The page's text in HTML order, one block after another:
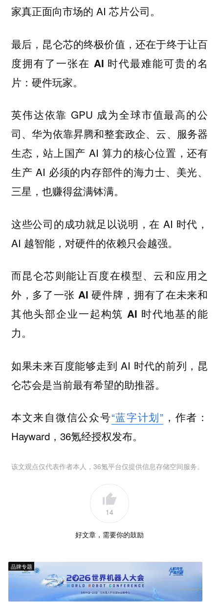
家真正面向市场的 AI 芯片公司。
最后，昆仑芯的终极价值，还在于终于让百
度拥有了一张在 AI 时代最难能可贵的名
片：硬件玩家。
英伟达依靠 GPU 成为全球市值最高的公
司、华为依靠昇腾和整套政企、云、服务器
生态，站上国产 AI 算力的核心位置，还有
生产 AI 必须的内存部件的海力士、美光、
三星，也赚得盆满钵满。
这些公司的成功就足以说明，在 AI 时代，
AI 越智能，对硬件的依赖只会越强。
而昆仑芯则能让百度在模型、云和应用之
外，多了一张 AI 硬件牌，拥有了在未来和
其他头部企业一起构筑 AI 时代地基的能
力。
如果未来百度能够走到 AI 时代的前列，昆
仑芯会是当前最有希望的助推器。
本文来自微信公众号“蓝字计划” ，作者：
Hayward，36氪经授权发布。
该文观点仅代表作者本人，36氪平台仅提供信息存储空间服务。
14
好文章，需要你的鼓励
品牌专题